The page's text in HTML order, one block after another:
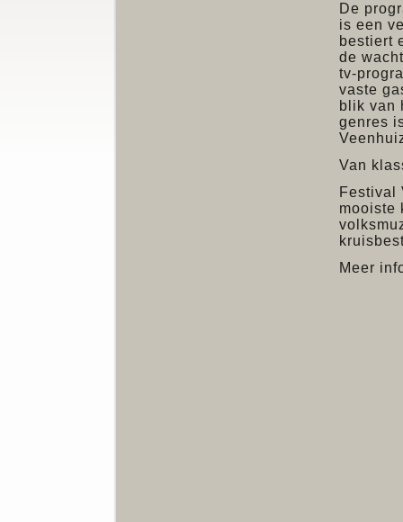
De
is een
bestiert
de
tv-
vaste
blik van
genres
Van
Festival
mooiste
Meer